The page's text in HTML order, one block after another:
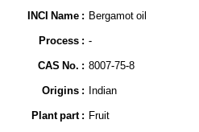
INCI Name : Bergamot oil
Process : -
CAS No. : 8007-75-8
Origins : Indian
Plant part : Fruit